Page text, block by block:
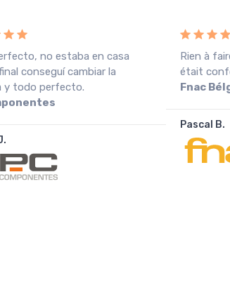
no estaba en casa
conseguí cambiar la
y todo perfecto.
Rien à
était
Fnac
Pascal B.